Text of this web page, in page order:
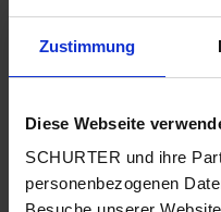
Zustimmung
Diese Webseite
SCHURTER und ihre
personenbezogenen
Stadt*
Land*